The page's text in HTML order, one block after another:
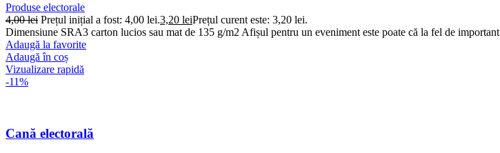
Produse electorale
4,00lei Prețul inițial a fost: 4,00 lei.3,20 leiPrețul curent este: 3,20 lei.
Dimensiune SRA3 carton lucios sau mat de 135 g/m2 Afișul pentru un eveniment este poate că la fel de important
Adaugă la favorite
Adaugă în coș
Vizualizare rapidă
-11%
Cană electorală